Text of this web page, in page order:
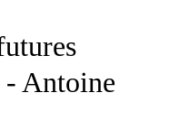
- Antoine